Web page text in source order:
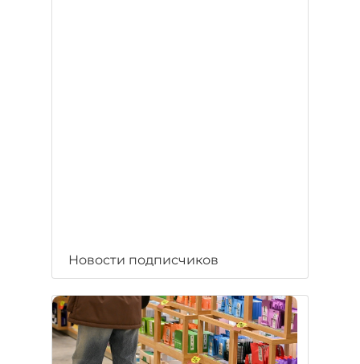
Новости подписчиков